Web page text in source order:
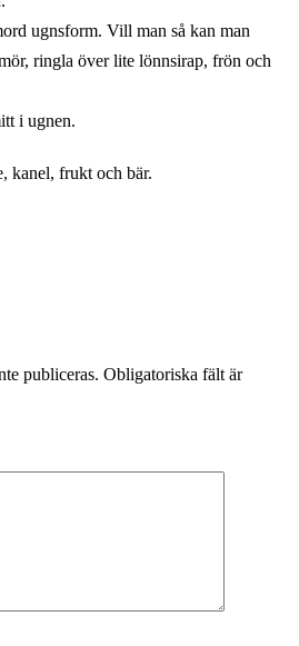
ugnsform. Vill man så kan man
ringla över lite lönnsirap, frön och
i ugnen.
kanel, frukt och bär.
publiceras. Obligatoriska fält är